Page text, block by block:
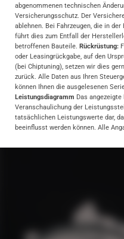
abgenommenen technischen
Versicherungsschutz. Der
ablehnen. Bei Fahrzeugen, die in
führt dies zum Entfall der
betroffenen Bauteile. Rückrüstung:
oder Leasingrückgabe, auf den
(bei Chiptuning), setzen wir dies
zurück. Alle Daten aus Ihren
können Ihnen die ausgelesenen
Leistungsdiagramm Das
Veranschaulichung der
tatsächlichen Leistungswerte dar,
beeinflusst werden können. Alle